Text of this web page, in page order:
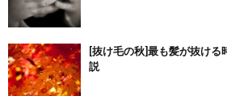
[抜け毛の秋]最も髪が抜ける
説